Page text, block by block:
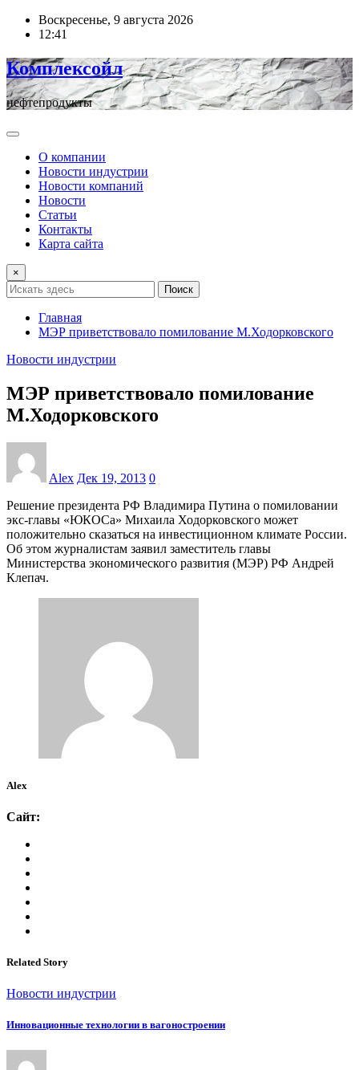
ПерейтиВоскресенье, 9 августа 2026
12:41
Комплексойл
нефтепродукты
О компании
Новости индустрии
Новости компаний
Новости
Статьи
Контакты
Карта сайта
×
Поиск
Главная
МЭР приветствовало помилование М.Ходорковского
Новости индустрии
МЭР приветствовало помилование
М.Ходорковского
Alex Дек 19, 2013 0
Решение президента РФ Владимира Путина о помиловании
экс-главы «ЮКОСа» Михаила Ходорковского может
положительно сказаться на инвестиционном климате России.
Об этом журналистам заявил заместитель главы
Министерства экономического развития (МЭР) РФ Андрей
Клепач.
Alex
Сайт:
Related Story
Новости индустрии
Инновационные технологии в вагоностроении